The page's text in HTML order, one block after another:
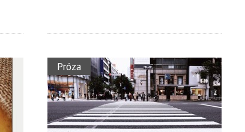
Próza